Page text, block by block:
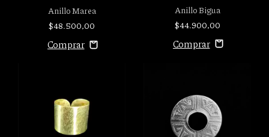
Anillo Marea
$48.500,00
Anillo Bigua
$44.900,00